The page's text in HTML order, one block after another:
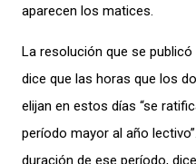
aparecen los matices.
La resolución que se publicó
dice que las horas que los
elijan en estos días “se
período mayor al año
duración de ese período,